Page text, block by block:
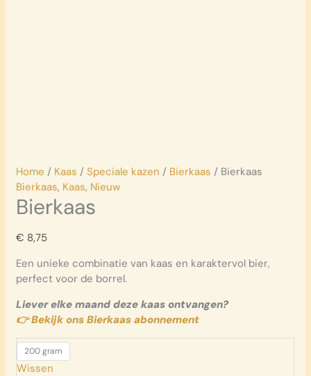
Home / Kaas /Speciale kazen / Bierkaas / Bierkaas
Bierkaas, Kaas, Nieuw
Bierkaas
€ 8,75
Een unieke combinatie van kaas en karaktervol bier,
perfect voor de borrel.
Liever elke maand deze kaas ontvangen?
👉 Bekijk ons Bierkaas abonnement
200 gram
Wissen